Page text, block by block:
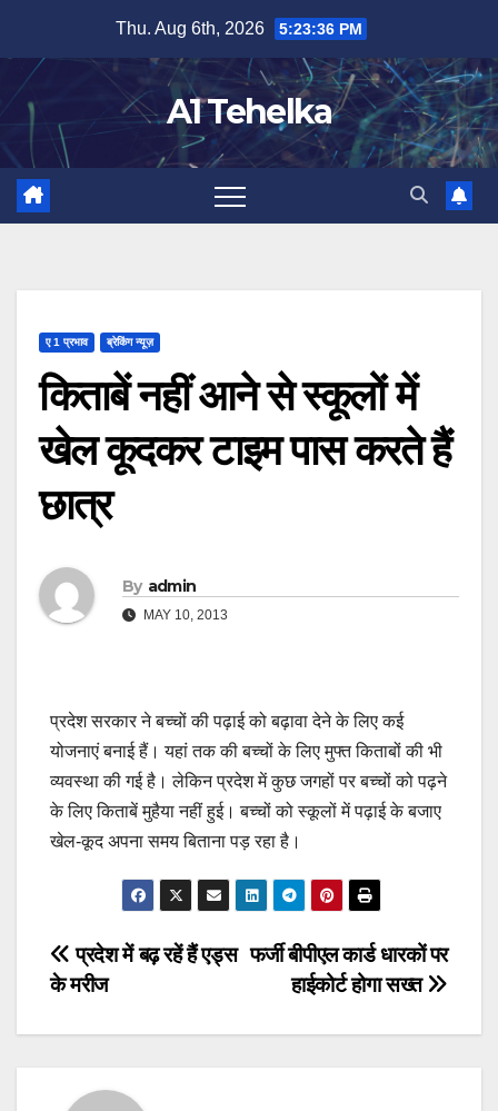
content
Thu. Aug 6th, 2026 5:23:37 PM
A1 Tehelka
ए 1 प्रभाव ब्रेकिंग न्यूज़
किताबें नहीं आने से स्कूलों में
खेल कूदकर टाइम पास करते हैं
छात्र
By admin
MAY 10, 2013
प्रदेश सरकार ने बच्चों की पढ़ाई को बढ़ावा देने के लिए कई
योजनाएं बनाई हैं। यहां तक की बच्चों के लिए मुफ्त किताबों की भी
व्यवस्था की गई है। लेकिन प्रदेश में कुछ जगहों पर बच्चों को पढ़ने
के लिए किताबें मुहैया नहीं हुई। बच्चों को स्कूलों में पढ़ाई के बजाए
खेल-कूद अपना समय बिताना पड़ रहा है।
Post
फर्जी बीपीएल कार्ड धारकों पर
हाईकोर्ट होगा सख्त
प्रदेश में बढ़ रहें हैं एड्स
के मरीज